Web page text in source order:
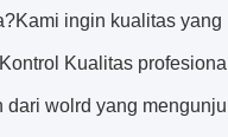
ingin kualitas
Kualitas
wolrd yang